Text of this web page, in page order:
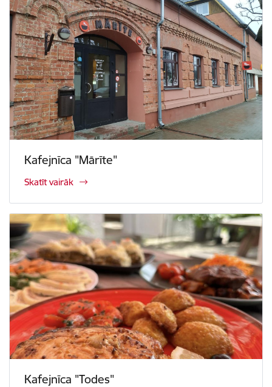
Kafejnīca "Mārīte"
Skatīt vairāk
Kafejnīca "Todes"